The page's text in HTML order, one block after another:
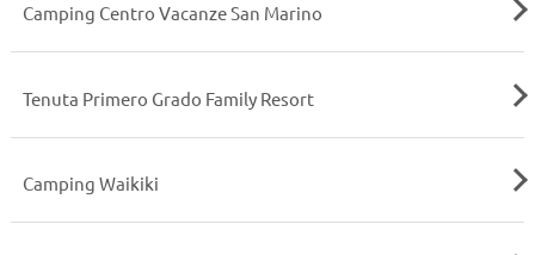
Camping Centro Vacanze San Marino
Tenuta Primero Grado Family Resort
Camping Waikiki